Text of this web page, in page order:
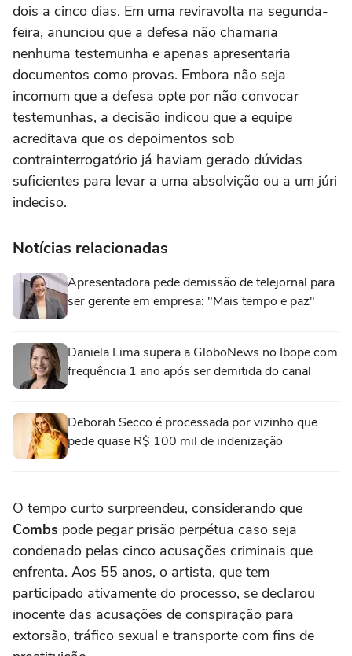
dois a cinco dias. Em uma reviravolta na segunda-
feira, anunciou que a defesa não chamaria
nenhuma testemunha e apenas apresentaria
documentos como provas. Embora não seja
incomum que a defesa opte por não convocar
testemunhas, a decisão indicou que a equipe
acreditava que os depoimentos sob
contrainterrogatório já haviam gerado dúvidas
suficientes para levar a uma absolvição ou a um júri
indeciso.
Notícias relacionadas
Apresentadora pede demissão de telejornal para
ser gerente em empresa: "Mais tempo e paz"
Daniela Lima supera a GloboNews no Ibope com
frequência 1 ano após ser demitida do canal
Deborah Secco é processada por vizinho que
pede quase R$ 100 mil de indenização
O tempo curto surpreendeu, considerando que
Combs pode pegar prisão perpétua caso seja
condenado pelas cinco acusações criminais que
enfrenta. Aos 55 anos, o artista, que tem
participado ativamente do processo, se declarou
inocente das acusações de conspiração para
extorsão, tráfico sexual e transporte com fins de